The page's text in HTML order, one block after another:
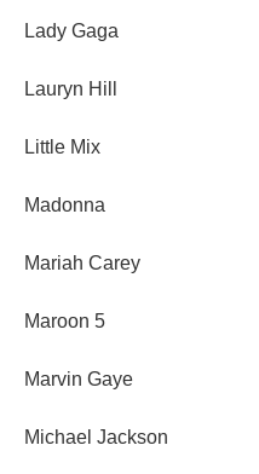
Lady Gaga
Lauryn Hill
Little Mix
Madonna
Mariah Carey
Maroon 5
Marvin Gaye
Michael Jackson